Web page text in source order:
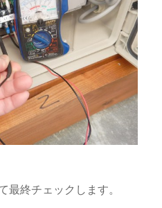
最終チェックします。